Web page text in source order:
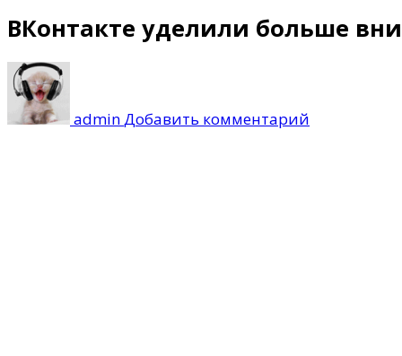
ВКонтакте уделили больше
adminДобавить комментарий
уделили